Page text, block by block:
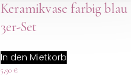
Keramikvase farbig blau
3er-Set
In den Mietkorb
5,90 €